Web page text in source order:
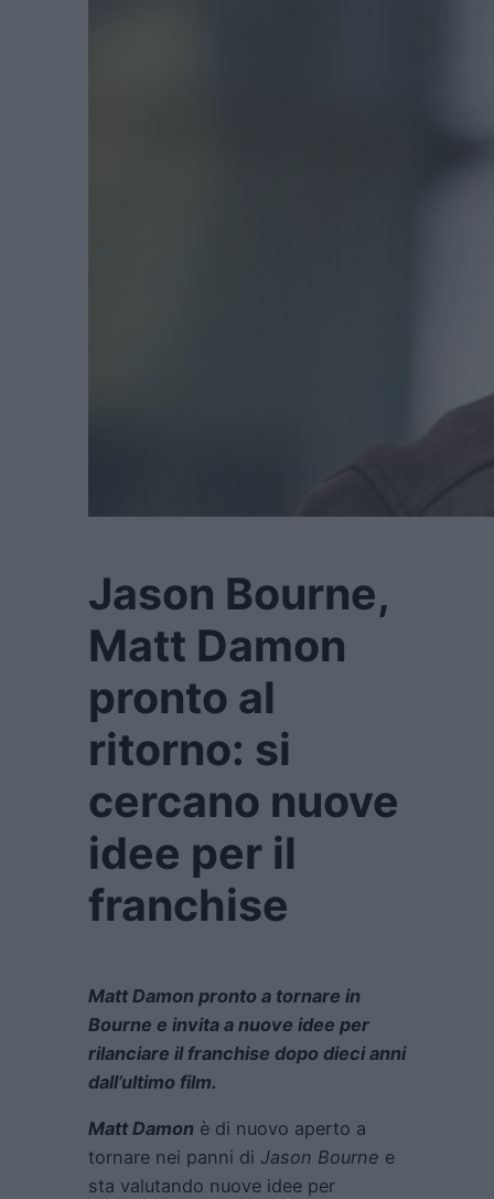
Jason Bourne,
Matt Damon
pronto al
ritorno: si
cercano nuove
idee per il
franchise
Matt Damon pronto a tornare in
Bourne e invita a nuove idee per
rilanciare il franchise dopo dieci anni
dall’ultimo film.
Matt Damon è di nuovo aperto a
tornare nei panni di Jason Bourne e
sta valutando nuove idee per